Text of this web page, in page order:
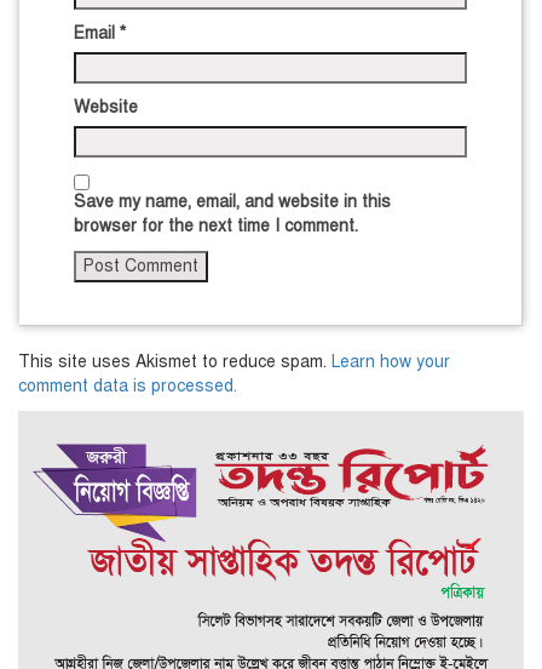
Email *
Website
Save my name, email, and website in this
browser for the next time I comment.
This site uses Akismet to reduce spam. Learn how your
comment data is processed.